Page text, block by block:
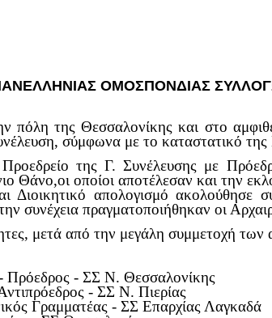
ΟΜΟΣΠΟΝΔΙΑΣ
της Θεσσαλονίκης και στο
σύμφωνα με το καταστατικό
της Γ. Συνέλευσης με
Θάνο,οι οποίοι αποτέλεσαν και την
Διοικητικό απολογισμό ακολούθησε
συνέχεια πραγματοποιήθηκαν οι
μετά από την μεγάλη συμμετοχή
Πρόεδρος - ΣΣ Ν. Θεσσαλονίκης
- ΣΣ Ν. Πιερίας
Γραμματέας - ΣΣ Επαρχίας Λαγκαδά